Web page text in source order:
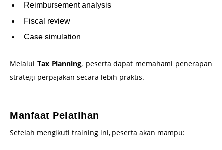
Reimbursement analysis
Fiscal review
Case simulation
MelaluiTax Planning, peserta dapat memahami penerapan
strategi perpajakan secara lebih praktis.
Manfaat Pelatihan
Setelah mengikuti training ini, peserta akan mampu: